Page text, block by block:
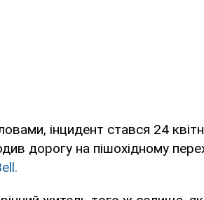
інцидент стався 24
дорогу на пішохідному